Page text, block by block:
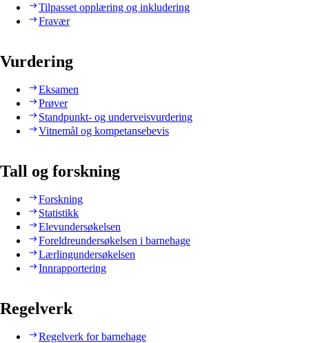
Tilpasset opplæring og inkludering
Fravær
Vurdering
Eksamen
Prøver
Standpunkt- og underveisvurdering
Vitnemål og kompetansebevis
Tall og forskning
Forskning
Statistikk
Elevundersøkelsen
Foreldreundersøkelsen i barnehage
Lærlingundersøkelsen
Innrapportering
Regelverk
Regelverk for barnehage